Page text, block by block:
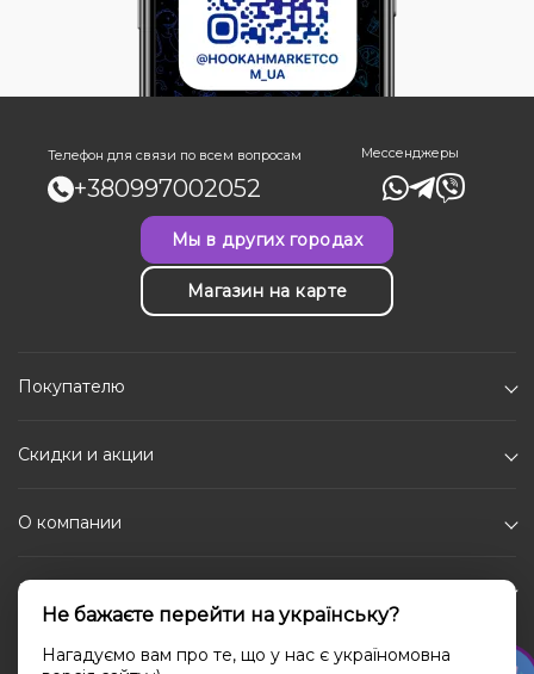
Телефон для связи по всем вопросам
+380997002052
Мессенджеры
Мы в других городах
Магазин на карте
Покупателю
Скидки и акции
О компании
Каталог
Социальные сети
Не бажаєте перейти на українську?
Нагадуємо вам про те, що у нас є україномовна